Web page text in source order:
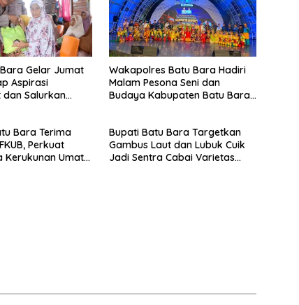
Gelar Jumat
Aspirasi
Salurkan
Wakapolres Batu Bara Hadiri
Malam Pesona Seni dan
Budaya Kabupaten Batu Bara
Bara Terima
Perkuat
Kerukunan Umat
Bupati Batu Bara Targetkan
Gambus Laut dan Lubuk Cuik
Jadi Sentra Cabai Varietas